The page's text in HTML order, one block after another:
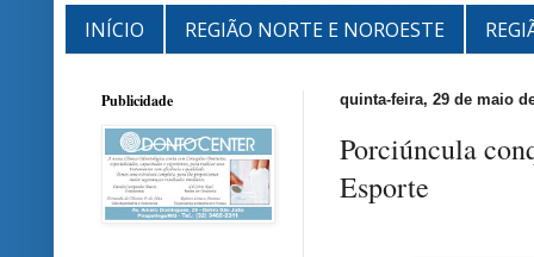
INÍCIO REGIÃO NORTE E NOROESTE
quinta-feira, 29 de maio
Porciúncula
Esporte
Publicidade